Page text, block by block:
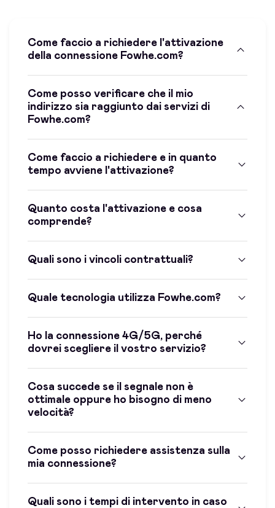
Come faccio a richiedere l'attivazione
della connessione Fowhe.com?
Come posso verificare che il mio
indirizzo sia raggiunto dai servizi di
Fowhe.com?
Come faccio a richiedere e in quanto
tempo avviene l'attivazione?
Quanto costa l'attivazione e cosa
comprende?
Quali sono i vincoli contrattuali?
Quale tecnologia utilizza Fowhe.com?
Ho la connessione 4G/5G, perché
dovrei scegliere il vostro servizio?
Cosa succede se il segnale non è
ottimale oppure ho bisogno di meno
velocità?
Come posso richiedere assistenza sulla
mia connessione?
Quali sono i tempi di intervento in caso